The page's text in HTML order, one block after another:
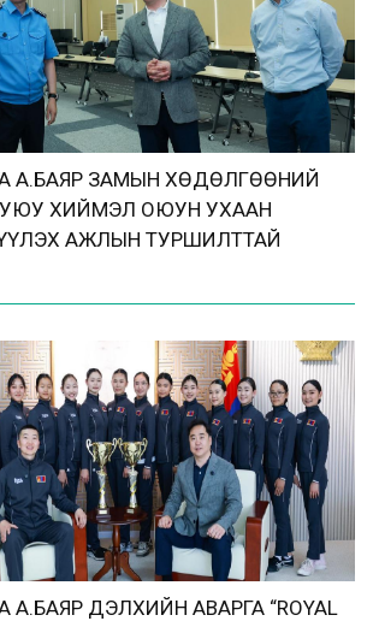
А.БАЯР ЗАМЫН ХӨДӨЛГӨӨНИЙ
ХИЙМЭЛ ОЮУН УХААН
АЖЛЫН ТУРШИЛТТАЙ
ДЭЛХИЙН АВАРГА “ROYAL